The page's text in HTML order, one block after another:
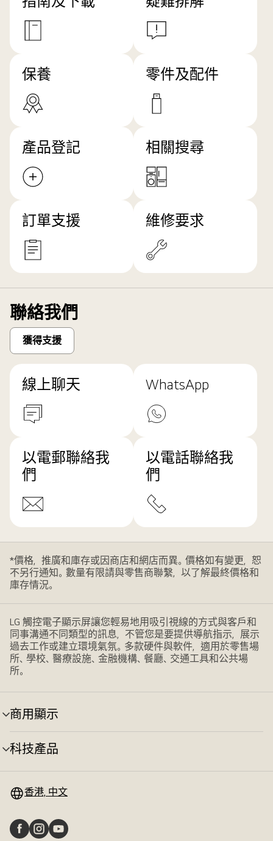
保養 零件及配件
產品登記 相關搜尋
訂單支援 維修要求
聯絡我們
獲得支援
線上聊天 WhatsApp
以電郵聯絡我
們
以電話聯絡我
們
*價格，推廣和庫存或因商店和網店而異。價格如有變更，恕
不另行通知。數量有限請與零售商聯繫，以了解最終價格和
庫存情況。
LG 觸控電子顯示屏讓您輕易地用吸引視線的方式與客戶和
同事溝通不同類型的訊息，不管您是要提供導航指示，展示
過去工作或建立環境氣氛。多款硬件與軟件，適用於零售場
所、學校、醫療設施、金融機構、餐廳、交通工具和公共場
所。
商用顯示
選
單
切
換
科技產品
選
換 香港, 中文